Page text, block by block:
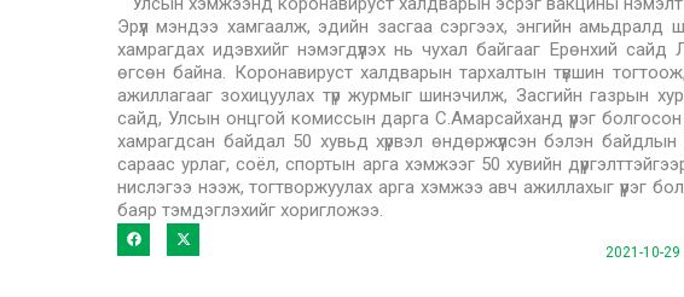
Эрүүл мэндээ хамгаалж, эдийн засгаа сэргээх, энгийн амьдралд
хамрагдах идэвхийг нэмэгдүүлэх нь чухал байгааг Ерөнхий сайд
өгсөн байна. Коронавируст халдварын тархалтын түвшин тогтоож,
ажиллагааг зохицуулах түр журмыг шинэчилж, Засгийн газрын
сайд, Улсын онцгой комиссын дарга С.Амарсайханд үүрэг
хамрагдсан байдал 50 хувьд хүрвэл өндөржүүлсэн бэлэн
сараас урлаг, соёл, спортын арга хэмжээг 50 хувийн
нислэгээ нээж, тогтворжуулах арга хэмжээ авч ажиллахыг үүрэг
баяр тэмдэглэхийг хоригложээ.
2021-10-29